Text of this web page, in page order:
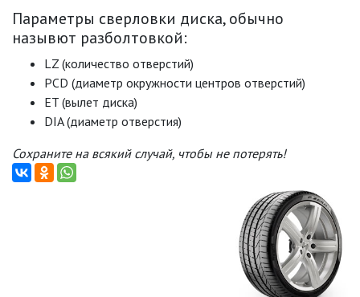
Параметры сверловки диска, обычно
назывют разболтовкой:
LZ (количество отверстий)
PCD (диаметр окружности центров отверстий)
ET (вылет диска)
DIA (диаметр отверстия)
Сохраните на всякий случай, чтобы не потерять!